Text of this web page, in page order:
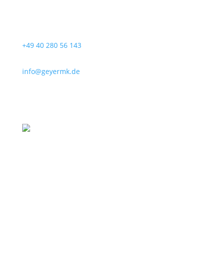
+49 40 280 56 143
info@geyermk.de